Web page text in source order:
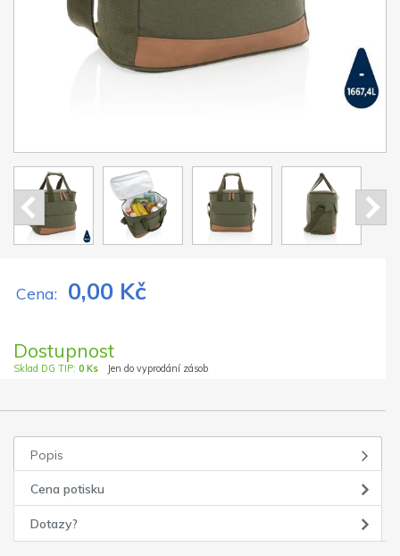
Cena: 0,00 Kč
Dostupnost
Sklad DG TIP: 0 Ks Jen do vyprodání zásob
Popis
Cena potisku
Dotazy?